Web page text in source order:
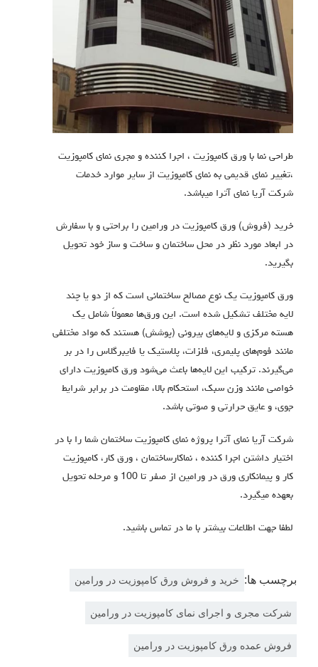
طراحی نما با ورق کامپوزیت ، اجرا کننده و مجری نمای کامپوزیت
،تغییر نمای قدیمی به نمای کامپوزیت از سایر موارد خدمات
شرکت آریا نمای آترا میباشد.
خرید (فروش) ورق کامپوزیت در ورامین را براحتی و با سفارش
در ابعاد مورد نظر در محل ساختمان و ساخت و ساز خود تحویل
بگیرید.
ورق کامپوزیت یک نوع مصالح ساختمانی است که از دو یا چند
لایه مختلف تشکیل شده است. این ورق‌ها معمولاً شامل یک
هسته مرکزی و لایه‌های بیرونی (پوشش) هستند که مواد مختلفی
مانند فوم‌های پلیمری، فلزات، پلاستیک یا فایبرگلاس را در بر
می‌گیرند. ترکیب این لایه‌ها باعث می‌شود ورق کامپوزیت دارای
خواصی مانند وزن سبک، استحکام بالا، مقاومت در برابر شرایط
جوی، و عایق حرارتی و صوتی باشد.
شرکت آریا نمای آترا پروژه نمای کامپوزیت ساختمان شما را با در
اختیار داشتن اجرا كننده ، نماكارساختمان ، ورق كار، كامپوزيت
كار و پيمانكاری ورق در ورامین از صفر تا 100 و مرحله تحویل
بعهده میگیرد.
لطفا جهت اطلاعات بیشتر با ما در تماس باشید.
برچسب ها: خرید و فروش ورق کامپوزیت در ورامین
شرکت مجری و اجرای نمای کامپوزیت در ورامین
فروش عمده ورق کامپوزیت در ورامین